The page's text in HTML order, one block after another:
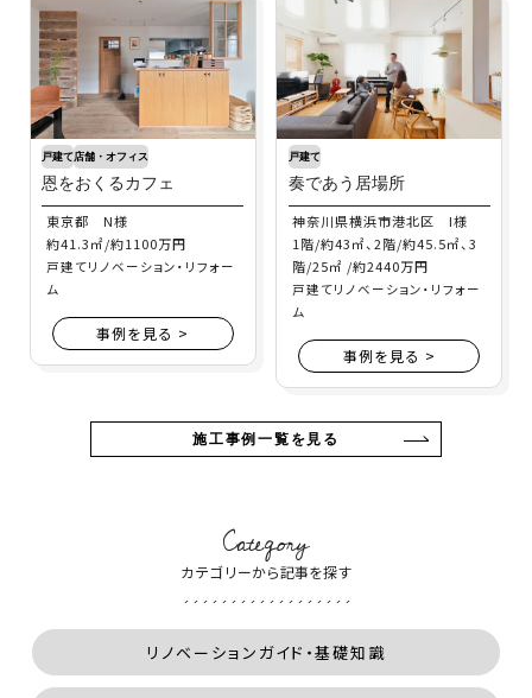
戸建て店舗・オフィス
恩をおくるカフェ
東京都 N様
約41.3㎡/約1100万円
戸建てリノベーション・リフォー
ム
事例を見る >
戸建て
奏であう居場所
神奈川県横浜市港北区 I様
1階/約43㎡、2階/約45.5㎡、3
階/25㎡ /約2440万円
戸建てリノベーション・リフォー
ム
事例を見る >
施工事例一覧を見る
Category
カテゴリーから記事を探す
リノベーションガイド・基礎知識